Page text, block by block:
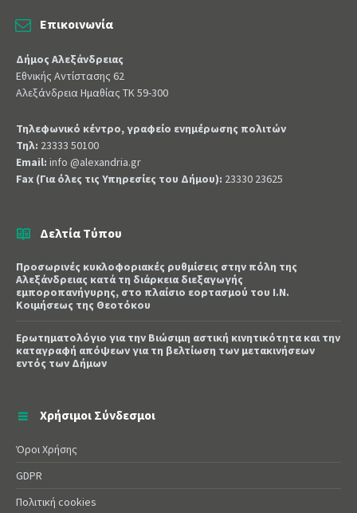
Επικοινωνία
Δήμος Αλεξάνδρειας
Εθνικής Αντίστασης 62
Αλεξάνδρεια Ημαθίας ΤΚ 59-300
Τηλεφωνικό κέντρο, γραφείο ενημέρωσης πολιτών
Τηλ: 23333 50100
Email: info @alexandria.gr
Fax (Για όλες τις Υπηρεσίες του Δήμου): 23330 23625
Δελτία Τύπου
Προσωρινές κυκλοφοριακές ρυθμίσεις στην πόλη της
Αλεξάνδρειας κατά τη διάρκεια διεξαγωγής
εμποροπανήγυρης, στο πλαίσιο εορτασμού του Ι.Ν.
Κοιμήσεως της Θεοτόκου
Ερωτηματολόγιο για την Βιώσιμη αστική κινητικότητα και την
καταγραφή απόψεων για τη βελτίωση των μετακινήσεων
εντός των Δήμων
Χρήσιμοι Σύνδεσμοι
Όροι Χρήσης
GDPR
Πολιτική cookies